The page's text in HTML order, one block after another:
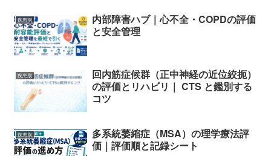
疾患別
内部障害ハブ｜心不全・COPDの評価
と安全管理
疾患別
回内筋症候群（正中神経の近位絞扼）
の評価とリハビリ｜ CTS と鑑別する
コツ
疾患別
多系統萎縮症（MSA）の理学療法評
価｜評価順と記録シート